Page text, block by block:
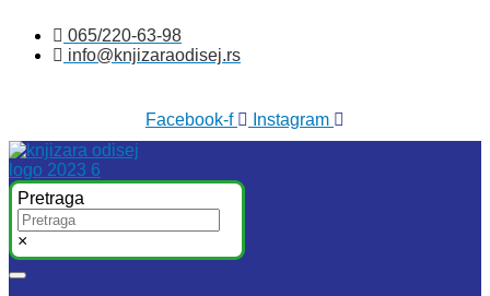
sadržaj
065/220-63-98
info@knjizaraodisej.rs
Facebook-f Instagram
Pretraga
×